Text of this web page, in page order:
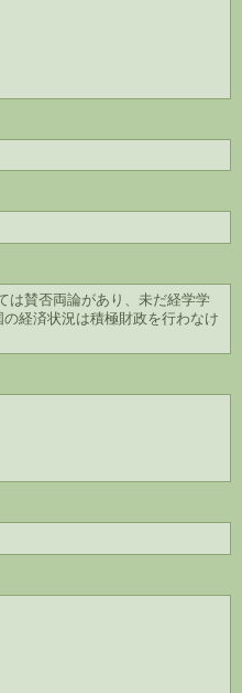
は賛否両論があり、未だ経学学
経済状況は積極財政を行わなけ